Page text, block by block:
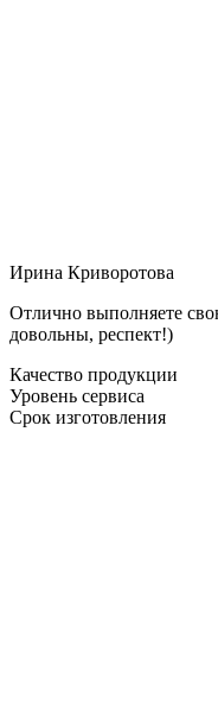
Ирина Криворотова
Отлично выполняете
довольны, респект!)
Качество продукции
Уровень сервиса
Срок изготовления